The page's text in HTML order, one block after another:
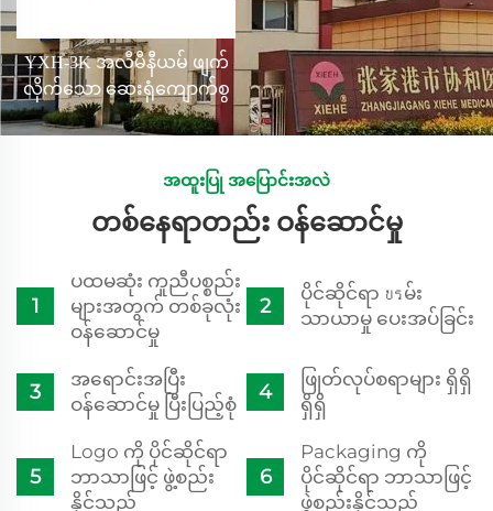
YXH-3K အလီမီနီယမ် ဖျက်
လိုက်သော ဆေးရုံကျောက်စွ
ဂးမှု ဘက် အထောက်အပံ့
250kg ချိန်ထားသော
အထူးပြု အပြောင်းအလဲ
တစ်နေရာတည်း ဝန်ဆောင်မှု
ပထမဆုံး ကူညီပစ္စည်း
များအတွက် တစ်ခုလုံး
ဝန်ဆောင်မှု
ပိုင်ဆိုင်ရာ บรမ်း
သာယာမှု ပေးအပ်ခြင်း
အရောင်းအပြီး
ဝန်ဆောင်မှု ပြီးပြည့်စုံ
ဖြုတ်လုပ်စရာများ ရှိရှိ
ရှိရှိ
Logo ကို ပိုင်ဆိုင်ရာ
ဘာသာဖြင့် ဖွဲ့စည်း
နိုင်သည်
Packaging ကို
ပိုင်ဆိုင်ရာ ဘာသာဖြင့်
ဖွဲ့စည်းနိုင်သည်